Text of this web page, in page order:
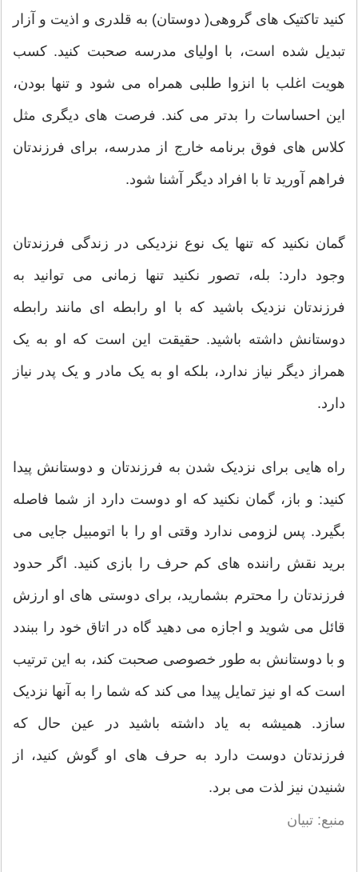
کنید تاکتیک های گروهی( دوستان) به قلدری و اذیت و آزار
تبدیل شده است، با اولیای مدرسه صحبت کنید. کسب
هویت اغلب با انزوا طلبی همراه می شود و تنها بودن،
این احساسات را بدتر می کند. فرصت های دیگری مثل
کلاس های فوق برنامه خارج از مدرسه، برای فرزندتان
فراهم آورید تا با افراد دیگر آشنا شود.
گمان نکنید که تنها یک نوع نزدیکی در زندگی فرزندتان
وجود دارد: بله، تصور نکنید تنها زمانی می توانید به
فرزندتان نزدیک باشید که با او رابطه ای مانند رابطه
دوستانش داشته باشید. حقیقت این است که او به یک
همراز دیگر نیاز ندارد، بلکه او به یک مادر و یک پدر نیاز
دارد.
راه هایی برای نزدیک شدن به فرزندتان و دوستانش پیدا
کنید: و باز، گمان نکنید که او دوست دارد از شما فاصله
بگیرد. پس لزومی ندارد وقتی او را با اتومبیل جایی می
برید نقش راننده های کم حرف را بازی کنید. اگر حدود
فرزندتان را محترم بشمارید، برای دوستی های او ارزش
قائل می شوید و اجازه می دهید گاه در اتاق خود را ببندد
و با دوستانش به طور خصوصی صحبت کند، به این ترتیب
است که او نیز تمایل پیدا می کند که شما را به آنها نزدیک
سازد. همیشه به یاد داشته باشید در عین حال که
فرزندتان دوست دارد به حرف های او گوش کنید، از
شنیدن نیز لذت می برد.
منبع: تبیان